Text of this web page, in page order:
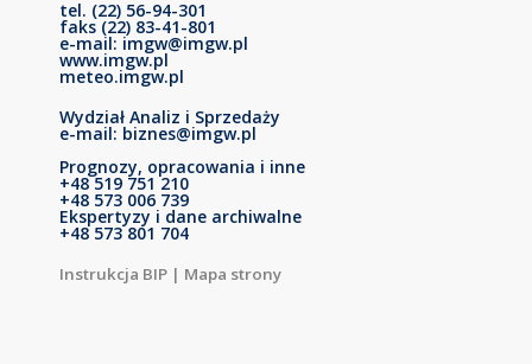
tel. (22) 56-94-301
faks (22) 83-41-801
e-mail: imgw@imgw.pl
www.imgw.pl
meteo.imgw.pl
Wydział Analiz i Sprzedaży
e-mail: biznes@imgw.pl
Prognozy, opracowania i inne
+48 519 751 210
+48 573 006 739
Ekspertyzy i dane archiwalne
+48 573 801 704
Instrukcja BIP | Mapa strony